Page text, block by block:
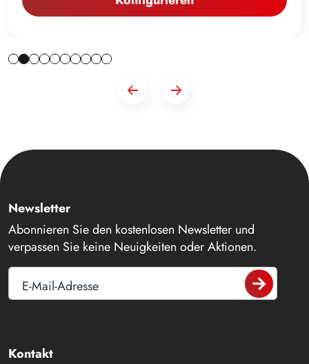
Newsletter
Abonnieren Sie den kostenlosen Newsletter und
verpassen Sie keine Neuigkeiten oder Aktionen.
E-Mail-Adresse
Kontakt